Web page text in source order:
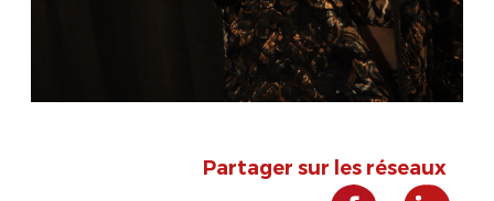
Partager sur les réseaux